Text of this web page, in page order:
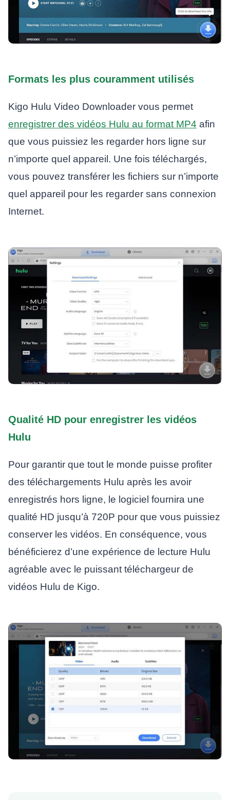
Formats les plus couramment utilisés
Kigo Hulu Video Downloader vous permet
enregistrer des vidéos Hulu au format MP4 afin
que vous puissiez les regarder hors ligne sur
n’importe quel appareil. Une fois téléchargés,
vous pouvez transférer les fichiers sur n’importe
quel appareil pour les regarder sans connexion
Internet.
Qualité HD pour enregistrer les vidéos
Hulu
Pour garantir que tout le monde puisse profiter
des téléchargements Hulu après les avoir
enregistrés hors ligne, le logiciel fournira une
qualité HD jusqu’à 720P pour que vous puissiez
conserver les vidéos. En conséquence, vous
bénéficierez d’une expérience de lecture Hulu
agréable avec le puissant téléchargeur de
vidéos Hulu de Kigo.